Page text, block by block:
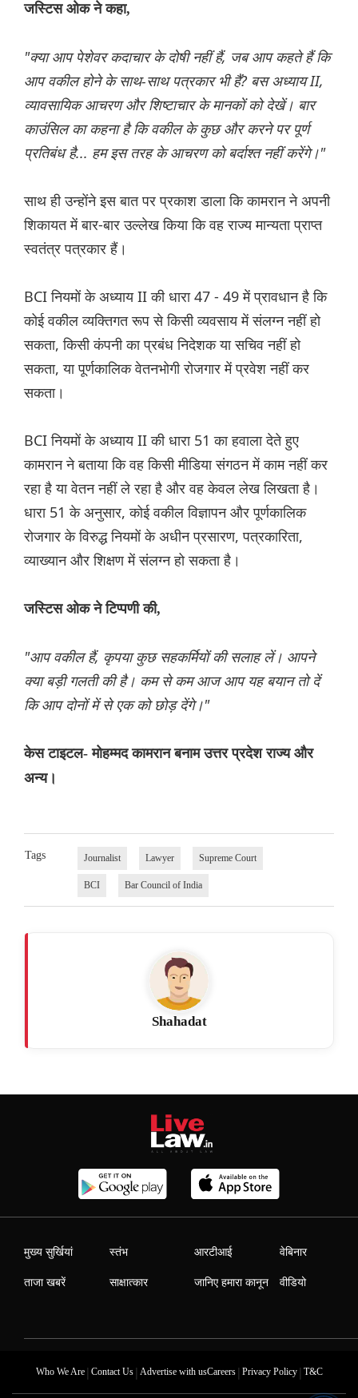
जस्टिस ओक ने कहा,
"क्या आप पेशेवर कदाचार के दोषी नहीं हैं, जब आप कहते हैं कि
आप वकील होने के साथ-साथ पत्रकार भी हैं? बस अध्याय II,
व्यावसायिक आचरण और शिष्टाचार के मानकों को देखें। बार
काउंसिल का कहना है कि वकील के कुछ और करने पर पूर्ण
प्रतिबंध है... हम इस तरह के आचरण को बर्दाश्त नहीं करेंगे।"
साथ ही उन्होंने इस बात पर प्रकाश डाला कि कामरान ने अपनी
शिकायत में बार-बार उल्लेख किया कि वह राज्य मान्यता प्राप्त
स्वतंत्र पत्रकार हैं।
BCI नियमों के अध्याय II की धारा 47 - 49 में प्रावधान है कि
कोई वकील व्यक्तिगत रूप से किसी व्यवसाय में संलग्न नहीं हो
सकता, किसी कंपनी का प्रबंध निदेशक या सचिव नहीं हो
सकता, या पूर्णकालिक वेतनभोगी रोजगार में प्रवेश नहीं कर
सकता।
BCI नियमों के अध्याय II की धारा 51 का हवाला देते हुए
कामरान ने बताया कि वह किसी मीडिया संगठन में काम नहीं कर
रहा है या वेतन नहीं ले रहा है और वह केवल लेख लिखता है।
धारा 51 के अनुसार, कोई वकील विज्ञापन और पूर्णकालिक
रोजगार के विरुद्ध नियमों के अधीन प्रसारण, पत्रकारिता,
व्याख्यान और शिक्षण में संलग्न हो सकता है।
जस्टिस ओक ने टिप्पणी की,
"आप वकील हैं, कृपया कुछ सहकर्मियों की सलाह लें। आपने
क्या बड़ी गलती की है। कम से कम आज आप यह बयान तो दें
कि आप दोनों में से एक को छोड़ देंगे।"
केस टाइटल- मोहम्मद कामरान बनाम उत्तर प्रदेश राज्य और
अन्य।
Tags Journalist Lawyer Supreme Court
BCI Bar Council of India
Shahadat
मुख्य सुर्खियां
ताजा खबरें
स्तंभ
साक्षात्कार
आरटीआई
जानिए हमारा कानून
वेबिनार
वीडियो
Who We Are| Contact Us| Advertise with usCareers| Privacy Policy| T&C